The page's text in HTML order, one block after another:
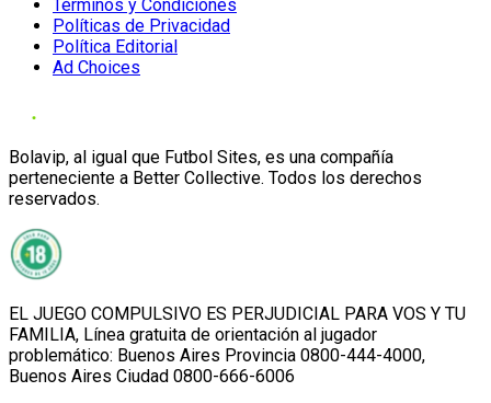
Términos y Condiciones
Políticas de Privacidad
Política Editorial
Ad Choices
Bolavip, al igual que Futbol Sites, es una compañía
perteneciente a Better Collective. Todos los derechos
reservados.
EL JUEGO COMPULSIVO ES PERJUDICIAL PARA VOS Y TU
FAMILIA, Línea gratuita de orientación al jugador
problemático: Buenos Aires Provincia 0800-444-4000,
Buenos Aires Ciudad 0800-666-6006